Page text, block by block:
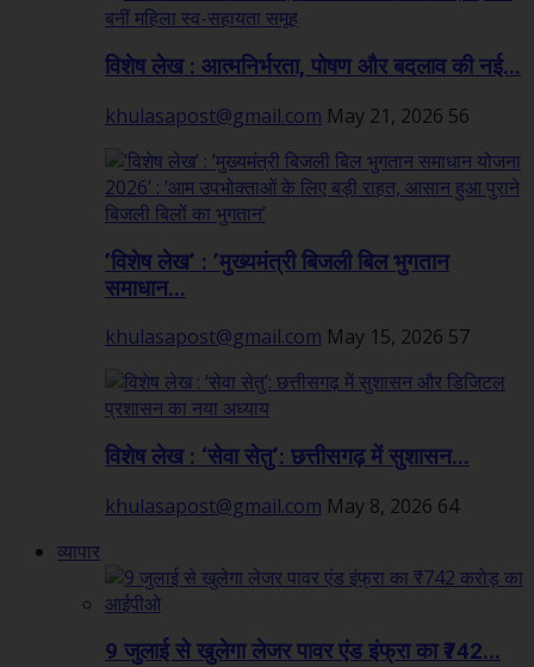
विशेष लेख : आत्मनिर्भरता, पोषण और बदलाव की नई...
khulasapost@gmail.com May 21, 2026 56
’विशेष लेख’ : ’मुख्यमंत्री बिजली बिल भुगतान
समाधान...
khulasapost@gmail.com May 15, 2026 57
विशेष लेख : ‘सेवा सेतु’: छत्तीसगढ़ में सुशासन...
khulasapost@gmail.com May 8, 2026 64
व्यापार
9 जुलाई से खुलेगा लेजर पावर एंड इंफ्रा का ₹742...